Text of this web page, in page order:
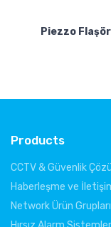
Piezzo
Products
CCTV & Güvenlik
Haberleşme ve
Network Ürün Grupları